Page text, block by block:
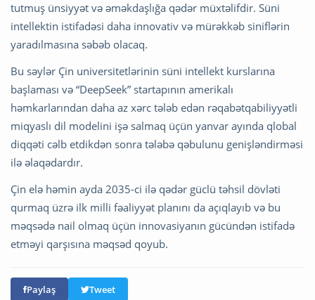
tutmuş ünsiyyət və əməkdaşlığa qədər müxtəlifdir. Süni
intellektin istifadəsi daha innovativ və mürəkkəb siniflərin
yaradılmasına səbəb olacaq.
Bu səylər Çin universitetlərinin süni intellekt kurslarına
başlaması və “DeepSeek” startapının amerikalı
həmkarlarından daha az xərc tələb edən rəqabətqabiliyyətli
miqyaslı dil modelini işə salmaq üçün yanvar ayında qlobal
diqqəti cəlb etdikdən sonra tələbə qəbulunu genişləndirməsi
ilə əlaqədardır.
Çin elə həmin ayda 2035-ci ilə qədər güclü təhsil dövləti
qurmaq üzrə ilk milli fəaliyyət planını da açıqlayıb və bu
məqsədə nail olmaq üçün innovasiyanın gücündən istifadə
etməyi qarşısına məqsəd qoyub.
Paylaş Tweet